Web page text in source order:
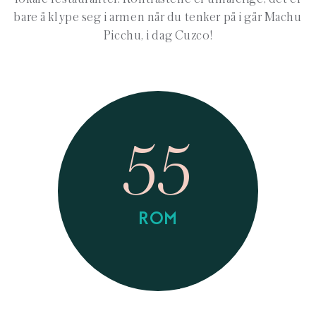
bare å klype seg i armen når du tenker på i går Machu
Picchu, i dag Cuzco!
55
ROM